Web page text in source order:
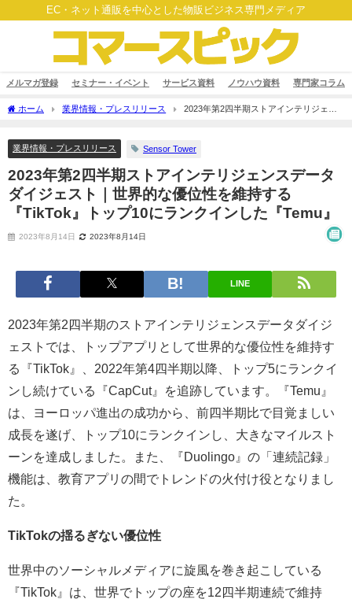
EC・ネット通販を中心とした物販ビジネス専門メディア
メルマガ登録 セミナー・イベント サービス資料 ノウハウ資料 専門家コラム
ホーム 業界情報・プレスリリース
2023年第2四半期ストアインテリジェン
業界情報・プレスリリース
Sensor Tower
2023年第2四半期ストアインテリジェンスデータ
ダイジェスト｜世界的な優位性を維持する
『TikTok』トップ10にランクインした『Temu』
2023年8月14日 2023年8月14日
LINE
2023年第2四半期のストアインテリジェンスデータダイジ
ェストでは、トップアプリとして世界的な優位性を維持す
る『TikTok』、2022年第4四半期以降、トップ5にランクイ
ンし続けている『CapCut』を追跡しています。『Temu』
は、ヨーロッパ進出の成功から、前四半期比で目覚ましい
成長を遂げ、トップ10にランクインし、大きなマイルスト
ーンを達成しました。また、『Duolingo』の「連続記録」
機能は、教育アプリの間でトレンドの火付け役となりまし
た。
TikTokの揺るぎない優位性
世界中のソーシャルメディアに旋風を巻き起こしている
『TikTok』は、世界でトップの座を12四半期連続で維持